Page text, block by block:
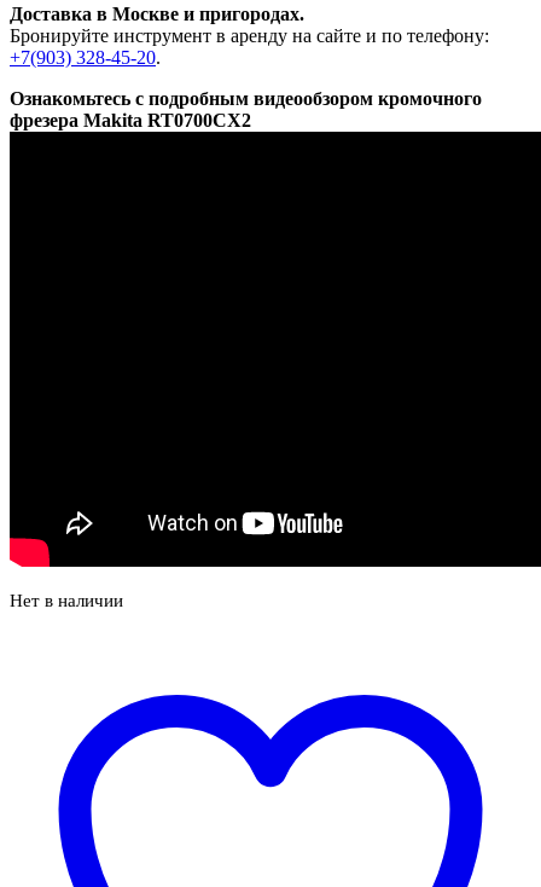
Доставка в Москве и пригородах.
Бронируйте инструмент в аренду на сайте и по телефону:
+7(903) 328-45-20.
Ознакомьтесь с подробным видеообзором кромочного
фрезера Makita RT0700CX2
Нет в наличии